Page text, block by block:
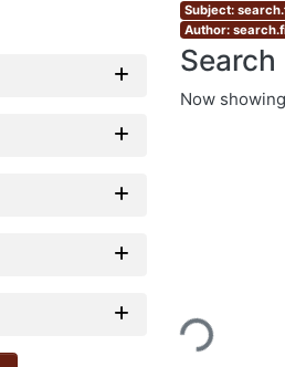
Subject:
Author:
Search
Now showing
Loading...